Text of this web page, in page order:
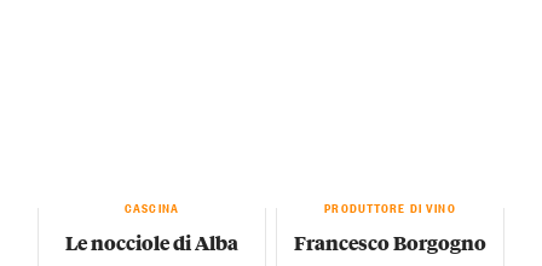
CASCINA
Le nocciole di Alba
PRODUTTORE DI VINO
Francesco Borgogno